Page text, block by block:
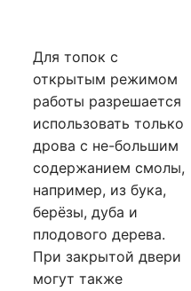
Для топок с
открытым режимом
работы разрешается
использовать только
дрова с не-большим
содержанием смолы,
например, из бука,
берёзы, дуба и
плодового дерева.
При закрытой двери
могут также